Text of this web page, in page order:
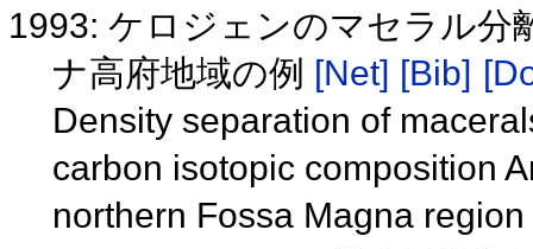
1993: ケロジェンのマセラル分
ナ高府地域の例 [Net] [Bib]
Density separation of
carbon isotopic composition
northern Fossa Magna region